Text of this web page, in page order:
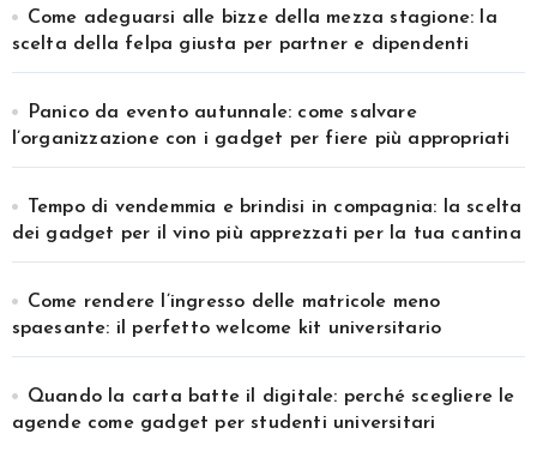
Come adeguarsi alle bizze della mezza stagione: la
scelta della felpa giusta per partner e dipendenti
Panico da evento autunnale: come salvare
l’organizzazione con i gadget per fiere più appropriati
Tempo di vendemmia e brindisi in compagnia: la scelta
dei gadget per il vino più apprezzati per la tua cantina
Come rendere l’ingresso delle matricole meno
spaesante: il perfetto welcome kit universitario
Quando la carta batte il digitale: perché scegliere le
agende come gadget per studenti universitari